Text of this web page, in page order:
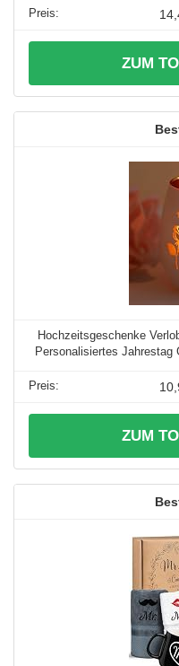
ZUM
Hochzeitsgeschenke
Personalisiertes Jahrestag
ZUM